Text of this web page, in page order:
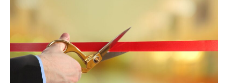
KUP?